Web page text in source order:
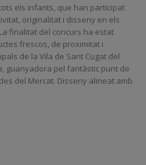
els infants, que han participat
originalitat i disseny en els
finalitat del concurs ha estat
frescos, de proximitat i
de la Vila de Sant Cugat del
guanyadora pel fantàstic punt de
del Mercat. Disseny alineat amb